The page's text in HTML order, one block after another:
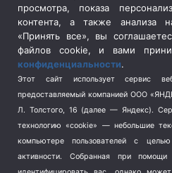
Социальная политика
(3)
Спецоперация в Украине
Спецоперация на Украине
(404)
Спорт (740)
Терроризм (1)
Транспорт (262)
Туризм (178)
Флот (76)
просмотра, показа
контента, а также анализа
«Принять все», вы
файлов cookie, и вами
конфиденциальности.
Этот сайт использует сервис
предоставляемый компанией ООО
Л. Толстого, 16 (далее — Яндекс).
технологию «cookie» — небольшие
компьютере пользователей с
активности.
Собранная при